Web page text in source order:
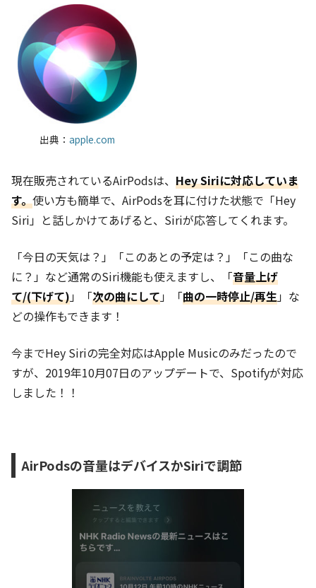
出典： apple.com
現在販売されているAirPodsは、 Hey Siriに対応していま
す。使い方も簡単で、AirPodsを耳に付けた状態で「Hey
Siri」と話しかけてあげると、Siriが応答してくれます。
「今日の天気は？」「このあとの予定は？」「この曲な
に？」など通常のSiri機能も使えますし、「音量上げ
て/(下げて)」「次の曲にして」「曲の一時停止/再生」な
どの操作もできます！
今までHey Siriの完全対応はApple Musicのみだったので
すが、2019年10月07日のアップデートで、Spotifyが対応
しました！！
AirPodsの音量はデバイスかSiriで調節